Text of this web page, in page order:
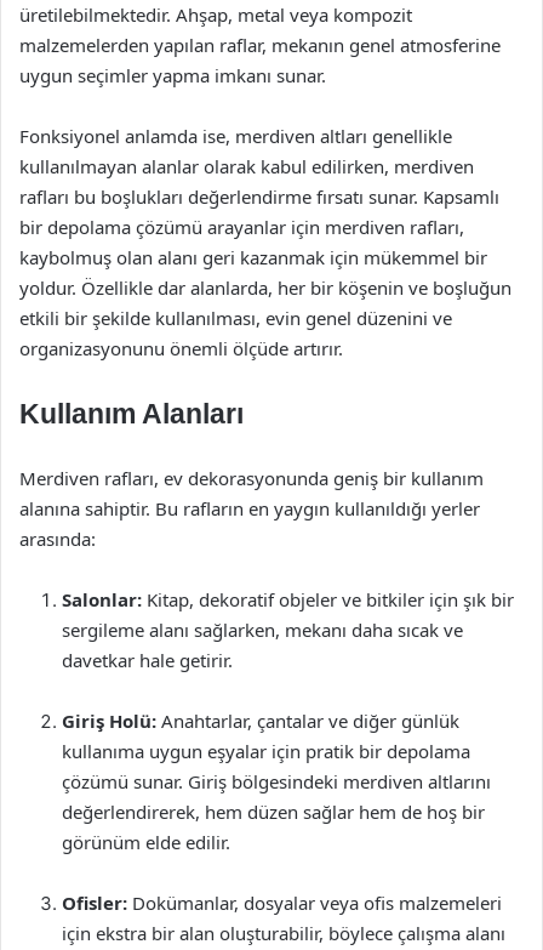
üretilebilmektedir. Ahşap, metal veya kompozit
malzemelerden yapılan raflar, mekanın genel atmosferine
uygun seçimler yapma imkanı sunar.
Fonksiyonel anlamda ise, merdiven altları genellikle
kullanılmayan alanlar olarak kabul edilirken, merdiven
rafları bu boşlukları değerlendirme fırsatı sunar. Kapsamlı
bir depolama çözümü arayanlar için merdiven rafları,
kaybolmuş olan alanı geri kazanmak için mükemmel bir
yoldur. Özellikle dar alanlarda, her bir köşenin ve boşluğun
etkili bir şekilde kullanılması, evin genel düzenini ve
organizasyonunu önemli ölçüde artırır.
Kullanım Alanları
Merdiven rafları, ev dekorasyonunda geniş bir kullanım
alanına sahiptir. Bu rafların en yaygın kullanıldığı yerler
arasında:
Salonlar: Kitap, dekoratif objeler ve bitkiler için şık bir
sergileme alanı sağlarken, mekanı daha sıcak ve
davetkar hale getirir.
Giriş Holü: Anahtarlar, çantalar ve diğer günlük
kullanıma uygun eşyalar için pratik bir depolama
çözümü sunar. Giriş bölgesindeki merdiven altlarını
değerlendirerek, hem düzen sağlar hem de hoş bir
görünüm elde edilir.
Ofisler: Dokümanlar, dosyalar veya ofis malzemeleri
için ekstra bir alan oluşturabilir, böylece çalışma alanı